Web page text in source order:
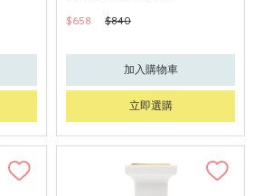
$658 $840
加入購物車
立即選購